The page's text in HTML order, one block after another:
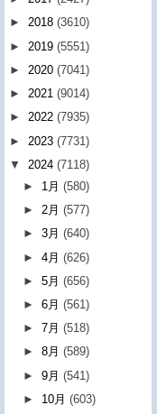
► 2018 (3610)
► 2019 (5551)
► 2020 (7041)
► 2021 (9014)
► 2022 (7935)
► 2023 (7731)
▼ 2024 (7118)
► 1月(580)
►2月(577)
►3月(640)
►4月(626)
►5月(656)
►6月(561)
►7月(518)
►8月(589)
►9月(541)
► 10月(603)